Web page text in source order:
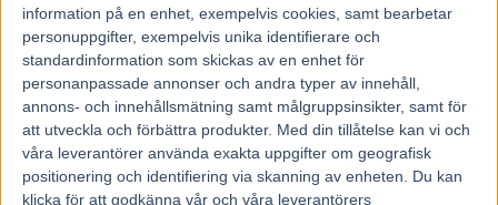
information på en enhet, exempelvis cookies, samt bearbetar
personuppgifter, exempelvis unika identifierare och
standardinformation som skickas av en enhet för
personanpassade annonser och andra typer av innehåll,
annons- och innehållsmätning samt målgruppsinsikter, samt för
att utveckla och förbättra produkter. Med din tillåtelse kan vi och
våra leverantörer använda exakta uppgifter om geografisk
positionering och identifiering via skanning av enheten. Du kan
klicka för att godkänna vår och våra leverantörers
Har svårt att motivera spel på Åbys DD då det med stor sannolikhet
blir lågt odds. Det är uttagningar till Kungakannan och Drottningens
pokal och det är sällan några högoddsare dyker upp. Jag tror att DD-
1 står mellan 3 Rosso Pomodoro och 6 Amazing Man. DD-2 har jag
svårt att se någon annan än 3 Archangel Am vinna. Han har varit
outstanding även när han torskat. De som möjligtvis kan utmana är 1
Boys Going In och 9 Ruhuna Tea men Ludde lär dra på i ett tufft
tempo och de flesta är säkert möra när upploppet nalkas.
Ni väljer själva om ni vill spela men jag tror mycket på en rak